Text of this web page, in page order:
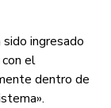
ingresado
el
dentro de